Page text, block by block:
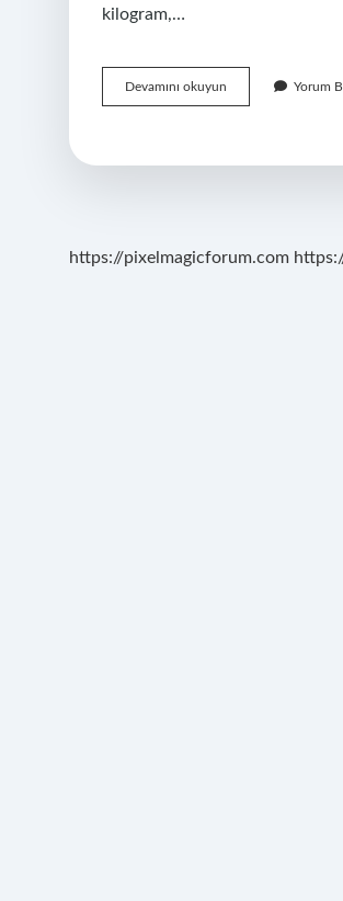
kilogram,…
Devamını okuyun
00
Yazılır
Yorum
https://pixelmagicforum.com